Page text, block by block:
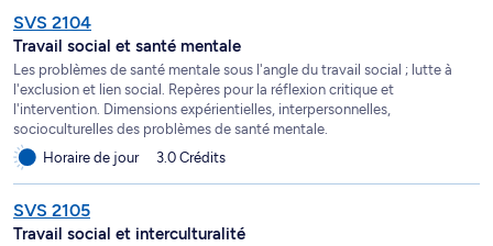
SVS 2104
Travail social et santé mentale
Les problèmes de santé mentale sous l'angle du travail social ; lutte à
l'exclusion et lien social. Repères pour la réflexion critique et
l'intervention. Dimensions expérientielles, interpersonnelles,
socioculturelles des problèmes de santé mentale.
Horaire de jour
3.0 Crédits
SVS 2105
Travail social et interculturalité